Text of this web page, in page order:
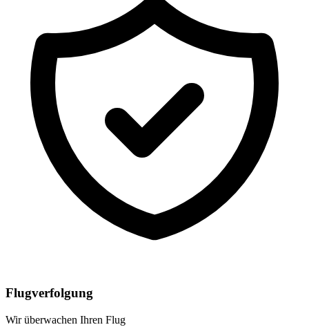
Flugverfolgung
Wir überwachen Ihren Flug